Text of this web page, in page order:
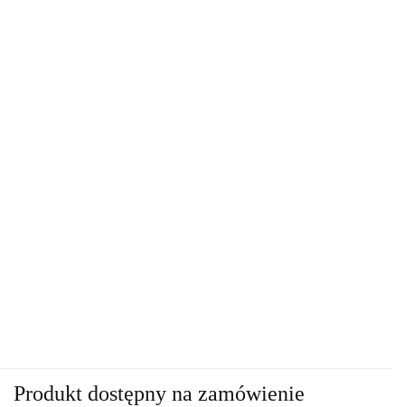
Produkt dostępny na zamówienie